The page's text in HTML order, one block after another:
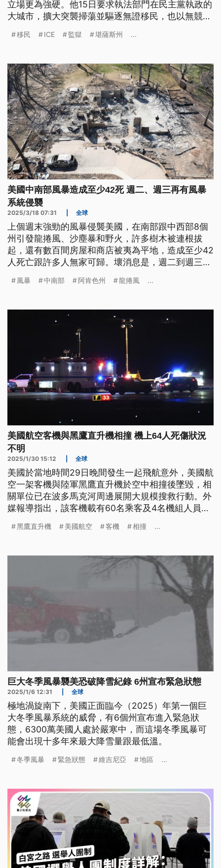
立場更為強硬。他15日要求執法部門在民主黨執政的
大城市，擴大突襲掃蕩並驅逐無證移民，也以無競標
置的監獄設施，因應暴增的關押需求，也引發一些法
移民 ICE 監獄 堪薩斯州 ...
美國中南部風暴造成至少42死 週二、週三再有風暴
系統侵襲
2025/3/18 07:31 全球
上個週末強勁的風暴侵襲美國，在南部跟中西部8個
州引發龍捲風、沙塵暴和野火，許多樹木被連根拔
起，還有數百間房屋和商店被夷為平地，造成至少42
人死亡跟許多人無家可歸。壞消息是，週二到週三還
風暴 中南部 阿肯色州 龍捲風 ...
美國航空客機與黑鷹直升機相撞 機上64人死傷狀況
不明
2025/1/30 15:12 全球
美國於當地時間29日晚間發生一起飛航意外，美國航
空一架客機與陸軍黑鷹直升機於空中相撞後墜毀，相
關單位已在波多馬克河周邊展開大規模搜救行動。外
媒報導指出，該客機載有60名乘客及4名機組人員，
黑鷹直升機 美國航空 客機 相撞 ...
巨大冬季風暴襲美恐破降雪紀錄 6州宣布緊急狀態
2025/1/6 12:31 全球
極地渦旋南下，美國正面臨今（2025）年第一個巨
大冬季風暴系統的威脅，有6個州宣布進入緊急狀
態，6300萬美國人處於嚴寒中，而這場冬季風暴可
能會出現十多年來最大降雪量跟最低溫。
冬季風暴 緊急狀態 維吉尼亞 地區 ...